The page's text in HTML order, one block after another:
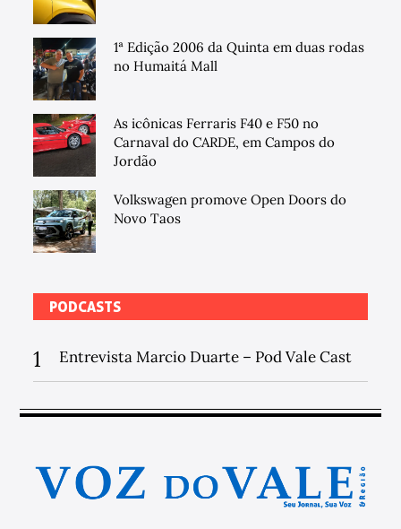
1ª Edição 2006 da Quinta em duas rodas
no Humaitá Mall
As icônicas Ferraris F40 e F50 no
Carnaval do CARDE, em Campos do
Jordão
Volkswagen promove Open Doors do
Novo Taos
PODCASTS
1 Entrevista Marcio Duarte – Pod Vale Cast